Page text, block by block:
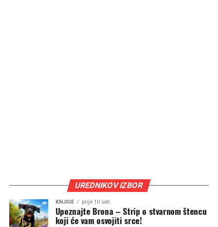
UREDNIKOV IZBOR
KNJIGE prije 10 sati
Upoznajte Brona – Strip o stvarnom štencu
koji će vam osvojiti srce!